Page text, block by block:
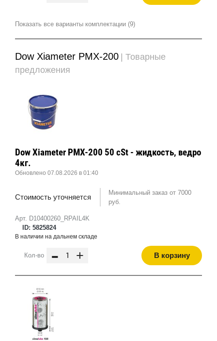
Показать все варианты комплектации (9)
Dow Xiameter PMX-200 | Товарные
предложения
Арт. D10400260_RPAIL4K
ID: 5825824
Dow Xiameter PMX-200 50 cSt - жидкость, ведро
4кг.
Обновлено 07.08.2026 в 01:40
Стоимость уточняется
Минимальный заказ от 7000
руб.
В наличии на дальнем складе
Кол-во - + В корзину